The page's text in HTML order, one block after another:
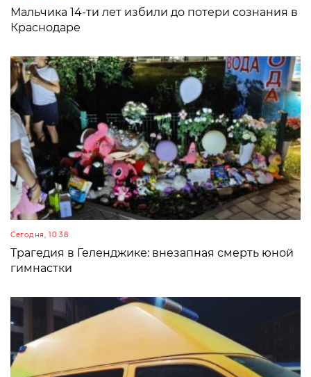
Мальчика 14-ти лет избили до потери сознания в
Краснодаре
Сегодня, 10:38
Трагедия в Геленджике: внезапная смерть юной
гимнастки